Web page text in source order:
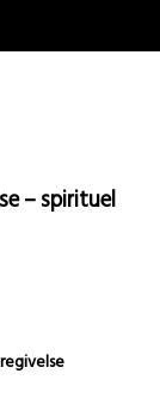
– spirituel